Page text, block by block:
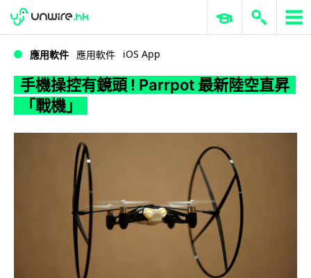
WWDC 2026 ERP 與商業 AI
應用軟件 應用軟件 iOS App
手機操控有鏡頭 ! Parrpot 最新陸空直昇
「戰機」